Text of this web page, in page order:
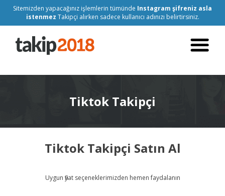
Sitemizden yapacağınız işlemlerin tümünde Instagram şifreniz asla
istenmez Takipçi alırken sadece kullanıcı adınızı belirtirsiniz.
Tiktok Takipçi
Tiktok Takipçi Satın Al
Uygun fiyat seçeneklerimizden hemen faydalanın